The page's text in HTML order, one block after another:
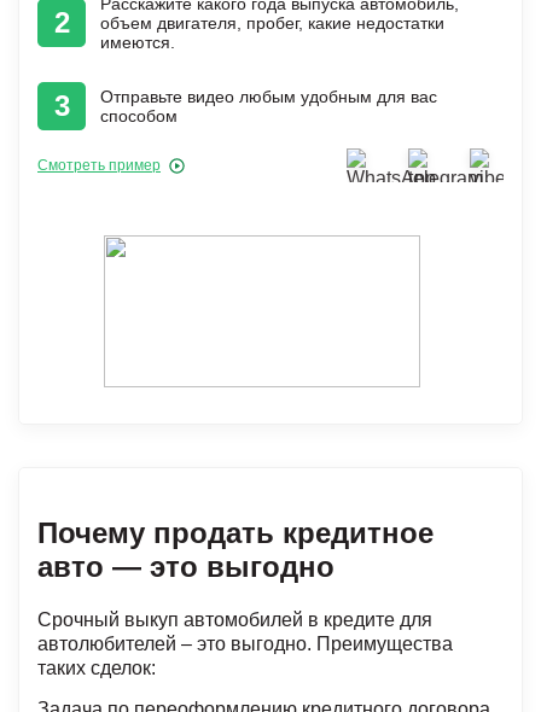
2
объем двигателя, пробег, какие недостатки
имеются.
3
Отправьте видео любым удобным для вас
способом
Смотреть пример
Почему продать кредитное
авто — это выгодно
Срочный выкуп автомобилей в кредите для
автолюбителей – это выгодно. Преимущества
таких сделок: